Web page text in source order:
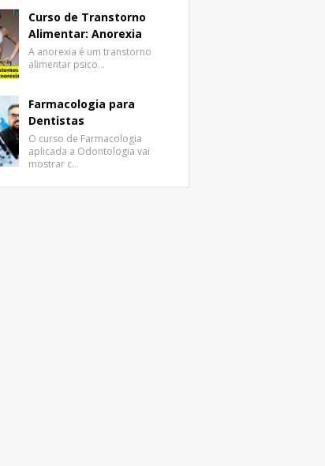
Curso de Transtorno
Alimentar: Anorexia
A anorexia é um transtorno
alimentar psico…
Farmacologia para
Dentistas
O curso de Farmacologia
aplicada a Odontologia vai
mostrar c…